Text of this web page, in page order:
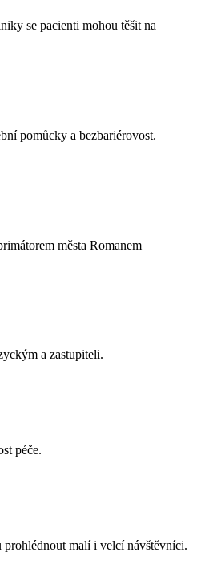
se pacienti mohou těšit na
pomůcky a bezbariérovost.
města Romanem
a zastupiteli.
péče.
malí i velcí návštěvníci.